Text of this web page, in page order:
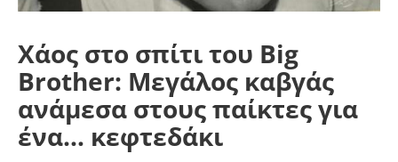
Χάoς στο σπίτι του Big
Brother: Μεγάλος καβγάς
ανάμεσα στους παίκτες για
ένα… κεφτεδάκι